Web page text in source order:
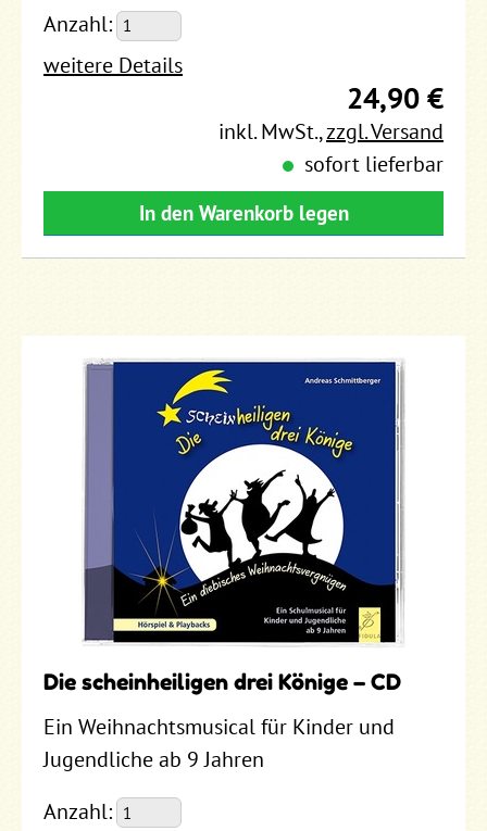
Anzahl:
weitere Details
24,90 €
inkl. MwSt.,zzgl. Versand
sofort lieferbar
In den Warenkorb legen
Die scheinheiligen drei Könige – CD
Ein Weihnachtsmusical für Kinder und
Jugendliche ab 9 Jahren
Anzahl: